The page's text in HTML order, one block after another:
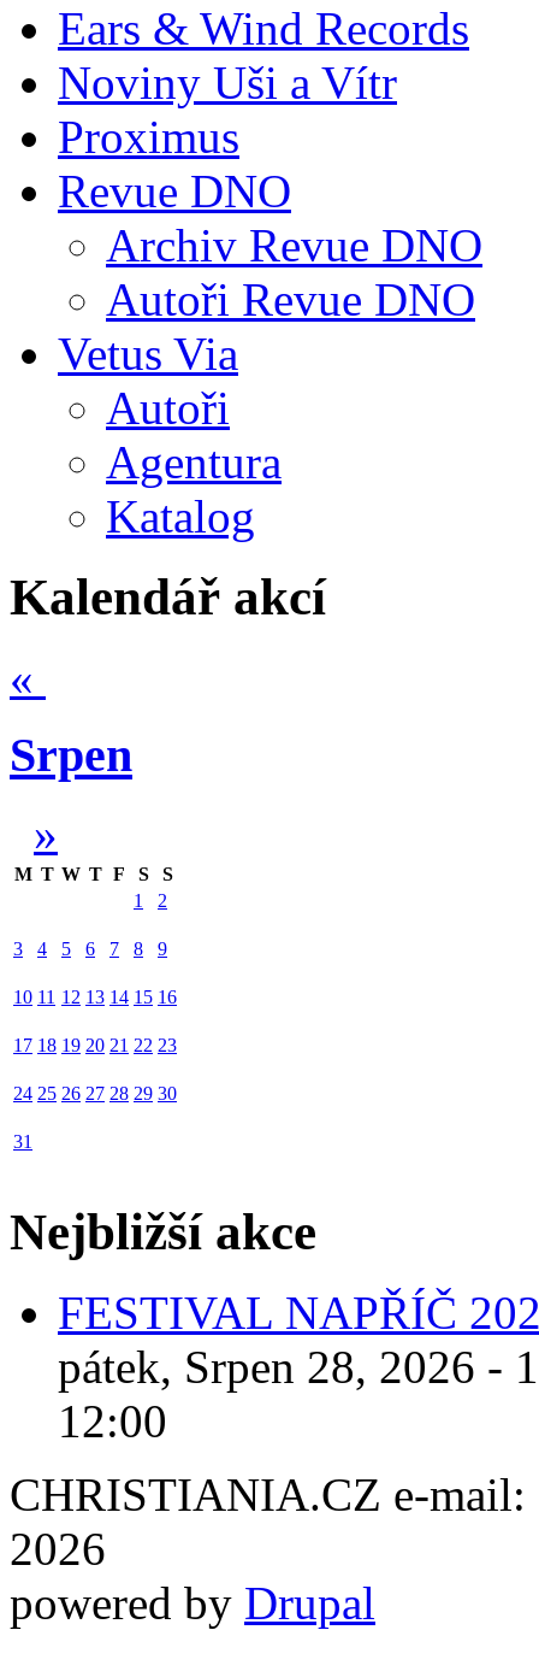
Ears & Wind Records
Noviny Uši a Vítr
Proximus
Revue DNO
Archiv Revue DNO
Autoři Revue DNO
Vetus Via
Autoři
Agentura
Katalog
Kalendář akcí
«
Srpen
»
M T W T F S
S
1
2
3 4 5 6 7 8 9
10 11 12 13 14 15 16
17 18 19 20 21 22 23
24 25 26 27 28 29 30
31
Nejbližší akce
FESTIVAL NAPŘÍČ
pátek, Srpen 28, 2026 -
12:00
CHRISTIANIA.CZ e-mail:
2026
powered by Drupal